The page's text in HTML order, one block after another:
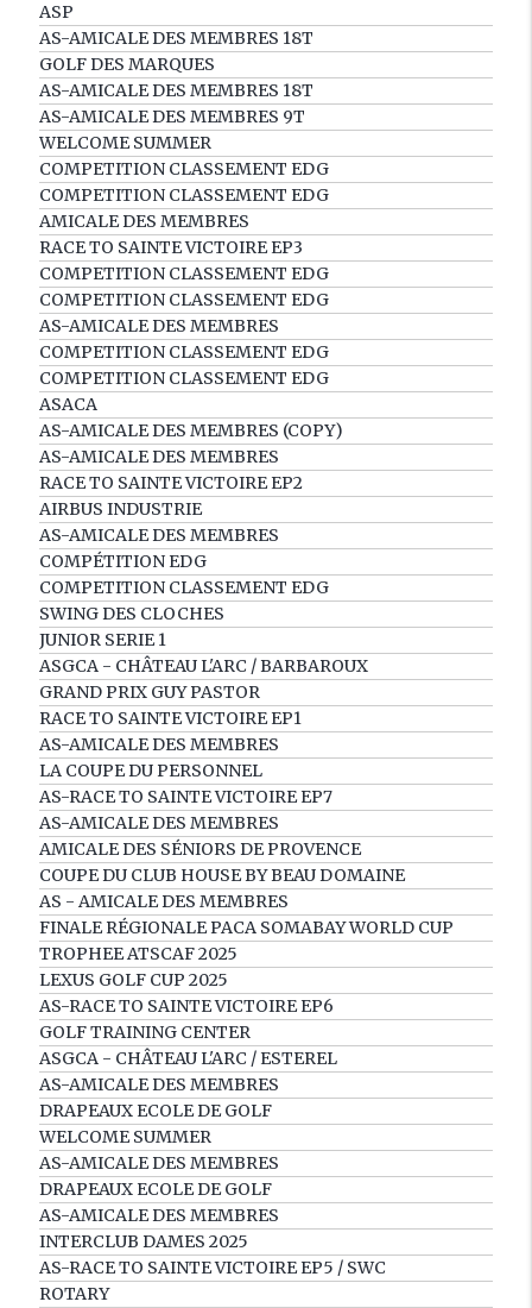
ASP
AS-AMICALE DES MEMBRES 18T
GOLF DES MARQUES
AS-AMICALE DES MEMBRES 18T
AS-AMICALE DES MEMBRES 9T
WELCOME SUMMER
COMPETITION CLASSEMENT EDG
COMPETITION CLASSEMENT EDG
AMICALE DES MEMBRES
RACE TO SAINTE VICTOIRE EP3
COMPETITION CLASSEMENT EDG
COMPETITION CLASSEMENT EDG
AS-AMICALE DES MEMBRES
COMPETITION CLASSEMENT EDG
COMPETITION CLASSEMENT EDG
ASACA
AS-AMICALE DES MEMBRES (COPY)
AS-AMICALE DES MEMBRES
RACE TO SAINTE VICTOIRE EP2
AIRBUS INDUSTRIE
AS-AMICALE DES MEMBRES
COMPÉTITION EDG
COMPETITION CLASSEMENT EDG
SWING DES CLOCHES
JUNIOR SERIE 1
ASGCA - CHÂTEAU L'ARC / BARBAROUX
GRAND PRIX GUY PASTOR
RACE TO SAINTE VICTOIRE EP1
AS-AMICALE DES MEMBRES
LA COUPE DU PERSONNEL
AS-RACE TO SAINTE VICTOIRE EP7
AS-AMICALE DES MEMBRES
AMICALE DES SÉNIORS DE PROVENCE
COUPE DU CLUB HOUSE BY BEAU DOMAINE
AS - AMICALE DES MEMBRES
FINALE RÉGIONALE PACA SOMABAY WORLD CUP
TROPHEE ATSCAF 2025
LEXUS GOLF CUP 2025
AS-RACE TO SAINTE VICTOIRE EP6
GOLF TRAINING CENTER
ASGCA - CHÂTEAU L'ARC / ESTEREL
AS-AMICALE DES MEMBRES
DRAPEAUX ECOLE DE GOLF
WELCOME SUMMER
AS-AMICALE DES MEMBRES
DRAPEAUX ECOLE DE GOLF
AS-AMICALE DES MEMBRES
INTERCLUB DAMES 2025
AS-RACE TO SAINTE VICTOIRE EP5 / SWC
ROTARY